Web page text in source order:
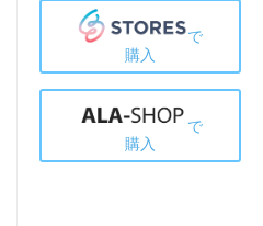
で
購入
で
購入